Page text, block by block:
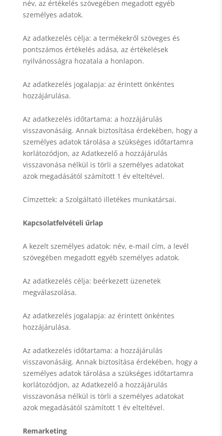
név, az értékelés szövegében megadott egyéb
személyes adatok.
Az adatkezelés célja: a termékekről szöveges és
pontszámos értékelés adása, az értékelések
nyilvánosságra hozatala a honlapon.
Az adatkezelés jogalapja: az érintett önkéntes
hozzájárulása.
Az adatkezelés időtartama: a hozzájárulás
visszavonásáig. Annak biztosítása érdekében, hogy a
személyes adatok tárolása a szükséges időtartamra
korlátozódjon, az Adatkezelő a hozzájárulás
visszavonása nélkül is törli a személyes adatokat
azok megadásától számított 1 év elteltével.
Címzettek: a Szolgáltató illetékes munkatársai.
Kapcsolatfelvételi űrlap
A kezelt személyes adatok: név, e-mail cím, a levél
szövegében megadott egyéb személyes adatok.
Az adatkezelés célja: beérkezett üzenetek
megválaszolása.
Az adatkezelés jogalapja: az érintett önkéntes
hozzájárulása.
Az adatkezelés időtartama: a hozzájárulás
visszavonásáig. Annak biztosítása érdekében, hogy a
személyes adatok tárolása a szükséges időtartamra
korlátozódjon, az Adatkezelő a hozzájárulás
visszavonása nélkül is törli a személyes adatokat
azok megadásától számított 1 év elteltével.
Remarketing